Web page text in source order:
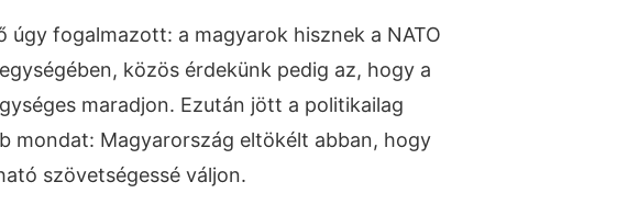
úgy fogalmazott: a magyarok hisznek a NATO
közös érdekünk pedig az, hogy a
maradjon. Ezután jött a politikailag
mondat: Magyarország eltökélt abban, hogy
szövetségessé váljon.